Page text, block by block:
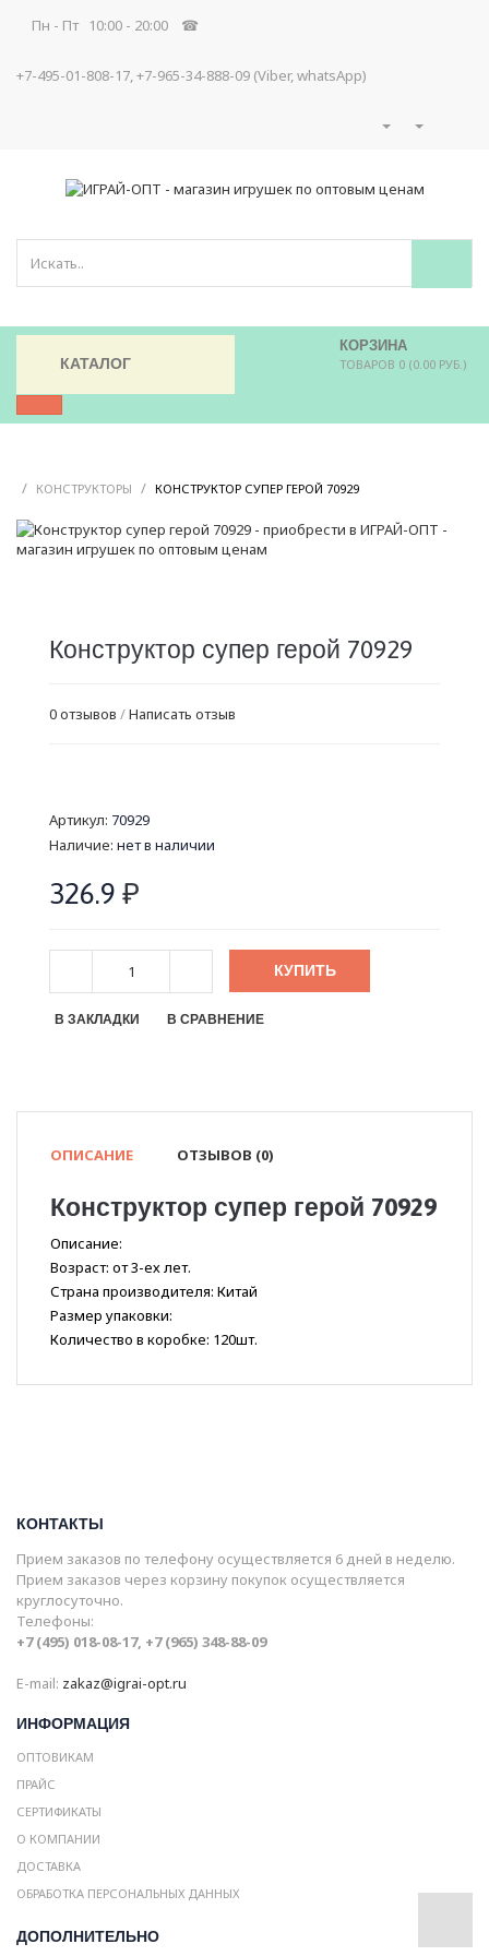
Пн - Пт 10:00 - 20:00 ☎
+7-495-01-808-17, +7-965-34-888-09 (Viber, whatsApp)
КОРЗИНА
ТОВАРОВ 0 (0.00 РУБ.)
КАТАЛОГ
/ КОНСТРУКТОРЫ / КОНСТРУКТОР СУПЕР ГЕРОЙ 70929
Конструктор супер герой 70929
0 отзывов /Написать отзыв
Артикул: 70929
Наличие: нет в наличии
326.9 ₽
КУПИТЬ
В ЗАКЛАДКИ В СРАВНЕНИЕ
ОПИСАНИЕ ОТЗЫВОВ (0)
Конструктор супер герой 70929
Описание:
Возраст: от 3-ех лет.
Страна производителя: Китай
Размер упаковки:
Количество в коробке: 120шт.
КОНТАКТЫ
Прием заказов по телефону осуществляется 6 дней в неделю.
Прием заказов через корзину покупок осуществляется
круглосуточно.
Телефоны:
+7 (495) 018-08-17, +7 (965) 348-88-09
E-mail: zakaz@igrai-opt.ru
ИНФОРМАЦИЯ
ОПТОВИКАМ
ПРАЙС
СЕРТИФИКАТЫ
О КОМПАНИИ
ДОСТАВКА
ОБРАБОТКА ПЕРСОНАЛЬНЫХ ДАННЫХ
ДОПОЛНИТЕЛЬНО